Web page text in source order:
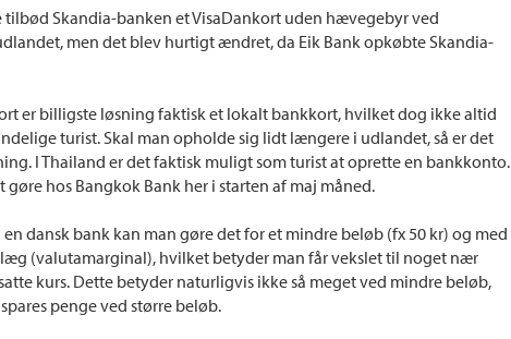
tilbød Skandia-banken et VisaDankort uden hævegebyr ved
men det blev hurtigt ændret, da Eik Bank opkøbte Skandia-
er billigste løsning faktisk et lokalt bankkort, hvilket dog ikke altid
turist. Skal man opholde sig lidt længere i udlandet, så er det
I Thailand er det faktisk muligt som turist at oprette en bankkonto.
gøre hos Bangkok Bank her i starten af maj måned.
dansk bank kan man gøre det for et mindre beløb (fx 50 kr) og med
(valutamarginal), hvilket betyder man får vekslet til noget nær
kurs. Dette betyder naturligvis ikke så meget ved mindre beløb,
penge ved større beløb.